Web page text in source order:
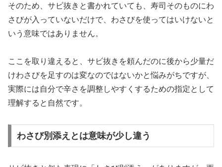
そのため、サビ抜きと書かれていても、寿司そのものにわ
さびが入っていないだけで、わさびを使ってはいけないと
いう意味ではありません。
ここを取り違えると、サビ抜きを頼んだのに後から少量だ
けわさびを足すのは変なのではないかと悩みがちですが、
実際には自分で辛さを調整しやすくするための指定として
理解すると自然です。
わさび別添えとは意味が少し違う